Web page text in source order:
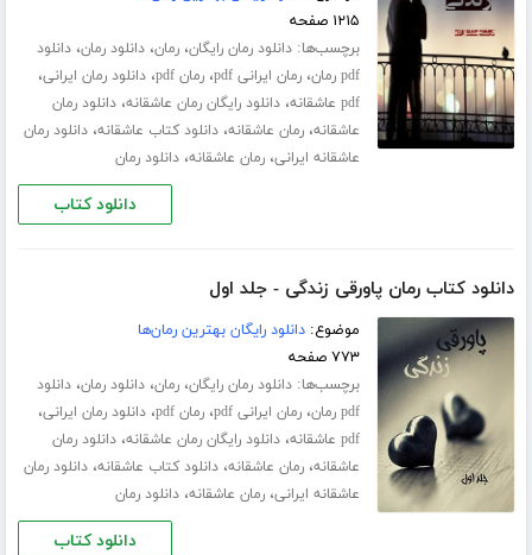
۱۲۱۵ صفحه
برچسب‌ها:دانلود رمان رایگان،رمان،دانلود رمان،دانلود
pdf رمان
،رمان ایرانی pdf ،رمان pdf ،دانلود رمان ایرانی،
pdf عاشقانه ،دانلود رایگان رمان عاشقانه،دانلود رمان
عاشقانه،رمان عاشقانه،دانلود کتاب عاشقانه،دانلود رمان
عاشقانه ایرانی،رمان عاشقانه،دانلود رمان
دانلود کتاب
دانلود کتاب رمان پاورقی زندگی - جلد اول
موضوع:دانلود رایگان بهترین رمان‌ها
۷۷۳ صفحه
برچسب‌ها:دانلود رمان رایگان،رمان،دانلود رمان،دانلود
pdf رمان
،رمان ایرانی pdf ،رمان pdf ،دانلود رمان ایرانی،
pdf عاشقانه ،دانلود رایگان رمان عاشقانه،دانلود رمان
عاشقانه،رمان عاشقانه،دانلود کتاب عاشقانه،دانلود رمان
عاشقانه ایرانی،رمان عاشقانه،دانلود رمان
دانلود کتاب